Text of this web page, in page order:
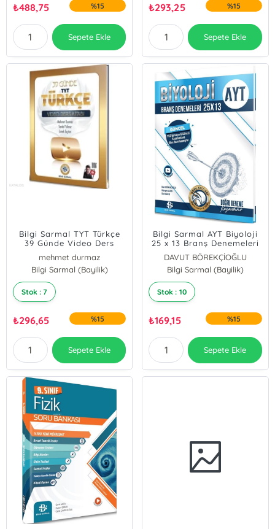
₺488,75 %15
Sepete Ekle
₺293,25 %15
Sepete Ekle
Bilgi Sarmal TYT Türkçe
39 Günde Video Ders
Kitabı
mehmet durmaz
Serdal Yılmaz
Emek Taştan
Bilgi Sarmal (Bayilik)
Stok : 7
₺296,65 %15
Sepete Ekle
Bilgi Sarmal AYT Biyoloji
25 x 13 Branş Denemeleri
DAVUT BÖREKÇİOĞLU
Ümit Demir
Bilgi Sarmal (Bayilik)
Stok : 10
₺169,15 %15
Sepete Ekle